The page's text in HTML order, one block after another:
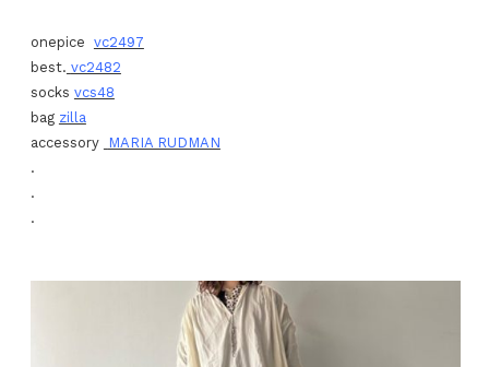
onepice vc2497
best. vc2482
socks vcs48
bag zilla
accessory
MARIA RUDMAN
.
.
.